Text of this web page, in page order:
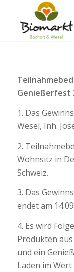
Genießerfest
1. Das
Wesel, Inh.
2.
Wohnsitz in
Schweiz.
3. Das
endet am
4. Es wird
Produkten
und ein
Laden im